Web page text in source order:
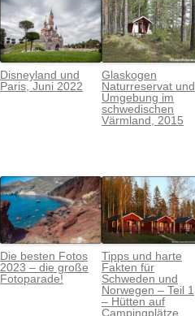
Disneyland und
Paris, Juni 2022
Glaskogen
Naturreservat und
Umgebung im
schwedischen
Värmland, 2015
Die besten Fotos
2023 – die große
Fotoparade!
Tipps und harte
Fakten für
Schweden und
Norwegen – Teil 1
– Hütten auf
Campingplätze